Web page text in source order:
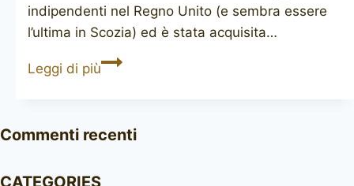
indipendenti nel Regno Unito (e sembra essere
l’ultima in Scozia) ed è stata acquisita…
Leggi di piùMURRAY-
LOVE
apple
Commenti recenti
CATEGORIES